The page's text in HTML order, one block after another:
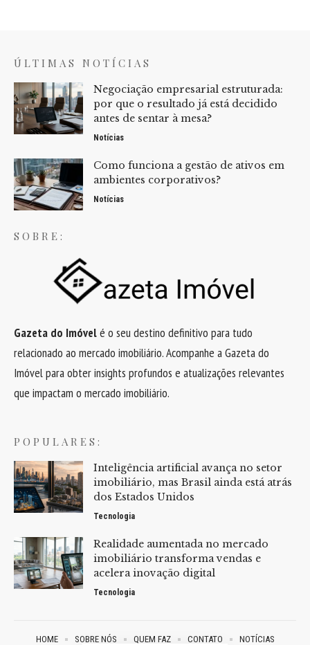
ÚLTIMAS NOTÍCIAS
Negociação empresarial estruturada:
por que o resultado já está decidido
antes de sentar à mesa?
Notícias
Como funciona a gestão de ativos em
ambientes corporativos?
Notícias
SOBRE:
Gazeta do Imóvelé o seu destino definitivo para tudo
relacionado ao mercado imobiliário. Acompanhe a Gazeta do
Imóvel para obter insights profundos e atualizações relevantes
que impactam o mercado imobiliário.
POPULARES:
Inteligência artificial avança no setor
imobiliário, mas Brasil ainda está atrás
dos Estados Unidos
Tecnologia
Realidade aumentada no mercado
imobiliário transforma vendas e
acelera inovação digital
Tecnologia
HOME SOBRE NÓS QUEM FAZ CONTATO NOTÍCIAS